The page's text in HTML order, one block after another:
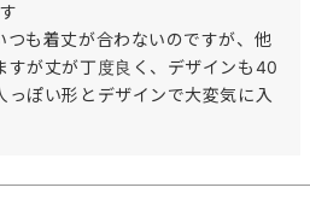
つも着丈が合わないのですが、他
すが丈が丁度良く、デザインも40
っぽい形とデザインで大変気に入